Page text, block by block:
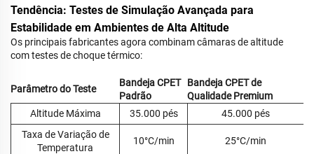
Tendência: Testes de Simulação Avançada para
Estabilidade em Ambientes de Alta Altitude
Os principais fabricantes agora combinam câmaras de altitude
com testes de choque térmico:
Parâmetro do Teste
Bandeja CPET
Padrão
Bandeja CPET de
Qualidade Premium
Altitude Máxima
35.000 pés
45.000 pés
Taxa de Variação de
Temperatura
10°C/min 25°C/min